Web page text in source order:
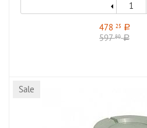
478 25 a
59780 a
Sale